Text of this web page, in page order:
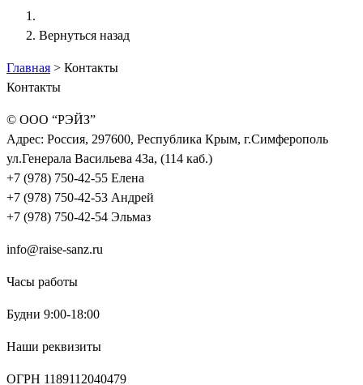
Вернуться назад
Главная > Контакты
Контакты
© OOO “РЭЙЗ”
Адрес: Россия, 297600, Республика Крым, г.Симферополь
ул.Генерала Васильева 43а, (114 каб.)
+7 (978) 750-42-55 Елена
+7 (978) 750-42-53 Андрей
+7 (978) 750-42-54 Эльмаз
info@raise-sanz.ru
Часы работы
Будни 9:00-18:00
Наши реквизиты
ОГРН 1189112040479